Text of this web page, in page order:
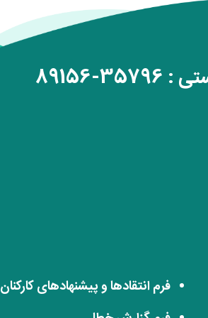
فرم انتقادها و پیشنهادهای کارکنان